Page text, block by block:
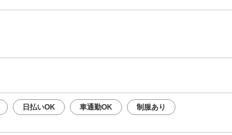
日払いOK 車通勤OK 制服あり